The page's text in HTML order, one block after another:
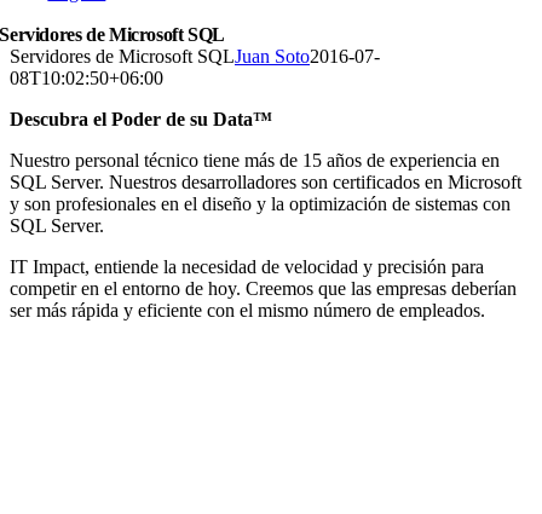
Servidores de Microsoft SQL
Servidores de Microsoft SQLJuan Soto2016-07-
08T10:02:50+06:00
Descubra el Poder de su Data™
Nuestro personal técnico tiene más de 15 años de experiencia en
SQL Server. Nuestros desarrolladores son certificados en Microsoft
y son profesionales en el diseño y la optimización de sistemas con
SQL Server.
IT Impact, entiende la necesidad de velocidad y precisión para
competir en el entorno de hoy. Creemos que las empresas deberían
ser más rápida y eficiente con el mismo número de empleados.